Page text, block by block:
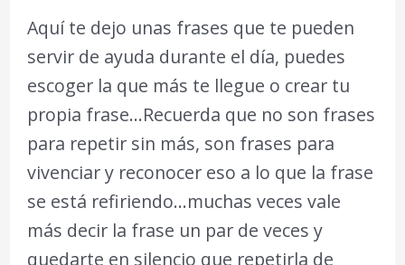
Aquí te dejo unas frases que te pueden
servir de ayuda durante el día, puedes
escoger la que más te llegue o crear tu
propia frase…Recuerda que no son frases
para repetir sin más, son frases para
vivenciar y reconocer eso a lo que la frase
se está refiriendo…muchas veces vale
más decir la frase un par de veces y
quedarte en silencio que repetirla de